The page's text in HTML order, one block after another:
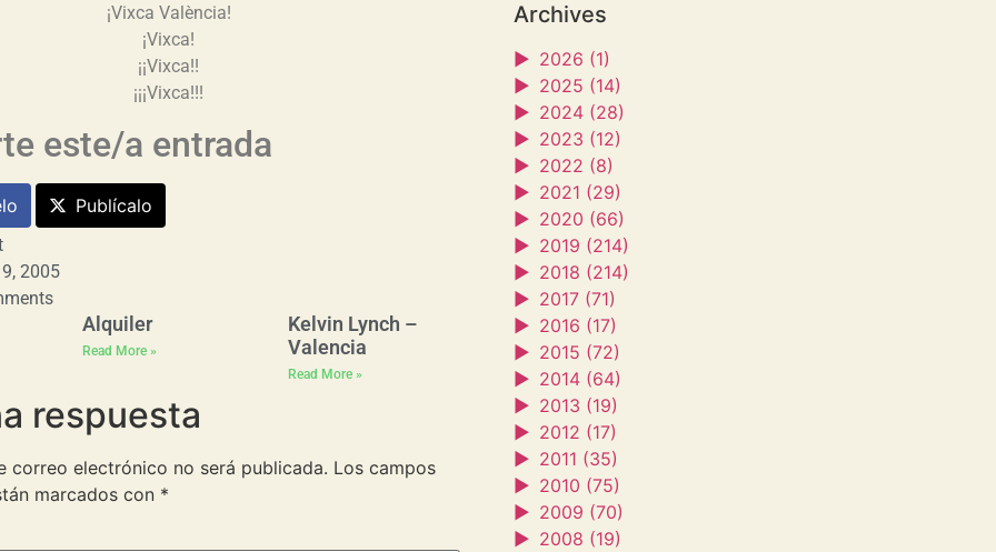
¡Vixca València!
¡Vixca!
¡¡Vixca!!
¡¡¡Vixca!!!
este/a entrada
Publícalo
2005
Alquiler
Read More »
Kelvin Lynch –
Valencia
Read More »
respuesta
correo electrónico no será publicada. Los campos
marcados con *
Archives
► 2026 (1)
► 2025 (14)
► 2024 (28)
► 2023 (12)
► 2022 (8)
► 2021 (29)
► 2020 (66)
► 2019 (214)
► 2018 (214)
► 2017 (71)
► 2016 (17)
► 2015 (72)
► 2014 (64)
► 2013 (19)
► 2012 (17)
► 2011 (35)
► 2010 (75)
► 2009 (70)
► 2008 (19)